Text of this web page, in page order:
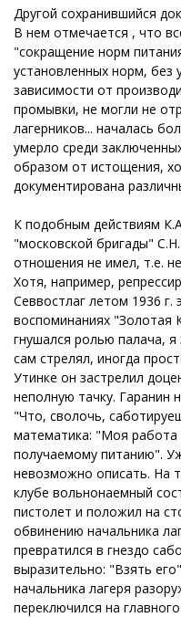
Другой сохранившийся
В нем отмечается , что
"сокращение норм
установленных норм, без
зависимости от
промывки, не могли не
лагерников... началась
умерло среди
образом от истощения,
документирована
К подобным действиям
"московской бригады"
отношения не имел, т.е.
Хотя, например,
Севвостлаг летом 1936 г.
воспоминаниях "Золотая
гнушался ролью палача,
сам стрелял, иногда
Утинке он застрелил
неполную тачку. Гаранин
"Что, сволочь,
математика: "Моя
получаемому питанию".
невозможно описать. На
клубе вольнонаемный
пистолет и положил на
обвинению начальника
превратился в гнездо
выразительно: "Взять
начальника лагеря
переключился на